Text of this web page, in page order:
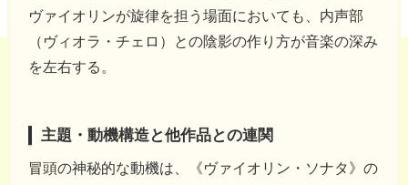
ヴァイオリンが旋律を担う場面においても、内声部
（ヴィオラ・チェロ）との陰影の作り方が音楽の深み
を左右する。
主題・動機構造と他作品との連関
冒頭の神秘的な動機は、《ヴァイオリン・ソナタ》の